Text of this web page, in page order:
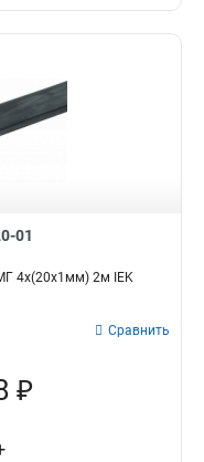
01
4x(20x1мм) 2м IEK
Сравнить
₽